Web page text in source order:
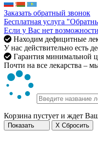
Заказать обратный звонок
Бесплатная услуга
Если у Вас нет
Находим дефицитные
У нас действительно есть
Гарантия минимальной
Почти на все лекарства –
Корзина пустует и ждет
Показать X Сбросить